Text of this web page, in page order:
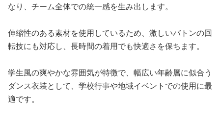
なり、チーム全体での統一感を生み出します。
伸縮性のある素材を使用しているため、激しいバトンの回
転技にも対応し、長時間の着用でも快適さを保ちます。
学生風の爽やかな雰囲気が特徴で、幅広い年齢層に似合う
ダンス衣装として、学校行事や地域イベントでの使用に最
適です。